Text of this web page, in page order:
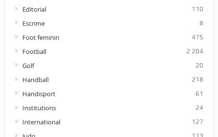
Editorial 110
Escrime 8
Foot feminin 475
Football 2 204
Golf 20
Handball 218
Handisport 61
Institutions 24
International 127